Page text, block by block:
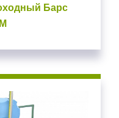
Барс